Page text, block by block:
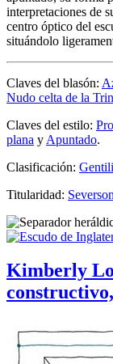
interpretaciones de
centro óptico del
situándolo
Claves del blasón:
Nudo celta de la
Claves del estilo:
plana y Apuntado.
Clasificación:
Titularidad:
Kimberly